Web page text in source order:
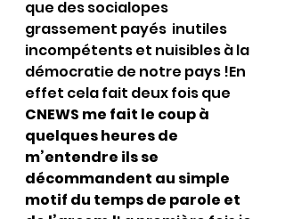
que des socialopes
grassement payés  inutiles
incompétents et nuisibles à la
démocratie de notre pays !En
effet cela fait deux fois que
CNEWS me fait le coup à
quelques heures de
m’entendre ils se
décommandent au simple
motif du temps de parole et